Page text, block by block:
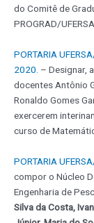
do Comitê de
PROGRAD/
PORTARIA
2020. – Designar,
docentes Antônio
Ronaldo Gomes
exercerem
curso de
PORTARIA
compor o Núcleo
Engenharia de
Silva da Costa,